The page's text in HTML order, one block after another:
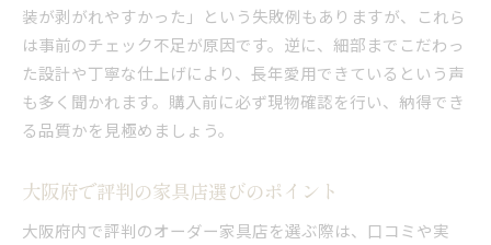
装が剥がれやすかった」という失敗例もありますが、これら
は事前のチェック不足が原因です。逆に、細部までこだわっ
た設計や丁寧な仕上げにより、長年愛用できているという声
も多く聞かれます。購入前に必ず現物確認を行い、納得でき
る品質かを見極めましょう。
大阪府で評判の家具店選びのポイント
大阪府内で評判のオーダー家具店を選ぶ際は、口コミや実